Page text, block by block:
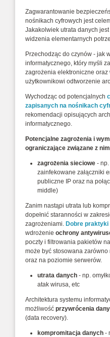
Zagwarantowanie
nośnikach cyfrowych jest
Jakakolwiek utrata danych
widzenia elementarnych
Przechodząc do czynów - jak
informatycznego, który myśli
zagrożenia elektroniczne oraz
użytkownikowi odtworzenie
Wychodząc od potencjalnych
zapisanych na nośnikach
rekomendacji opisujących
informatycznego.
Potencjalne zagrożenia i
ograniczające związane z
zagrożenia sieciowe -
zainfekowane załączniki
publiczne IP oraz na
middle)
Zanim nastąpi utrata lub
dopełnić staranności w
zagrożeniami. Dobre praktyki
wdrożenie ochrony
poczty i filtrowania pakietów
może być stosowana
oraz na poziomie serwerów.
utrata danych - np.
atak wirusa, etc
Architektura systemu
możliwość przywrócenia
(data recovery).
kompromitacja danych -